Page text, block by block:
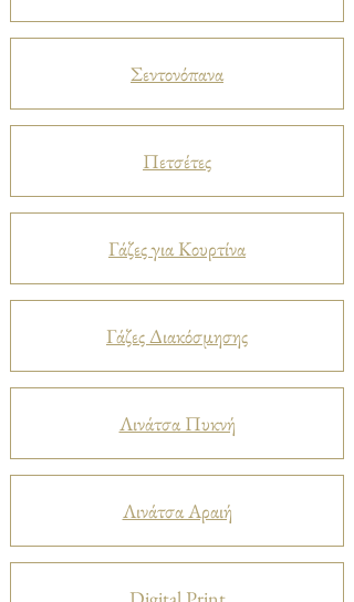
Σεντονόπανα
Πετσέτες
Γάζες για Κουρτίνα
Γάζες Διακόσμησης
Λινάτσα Πυκνή
Λινάτσα Αραιή